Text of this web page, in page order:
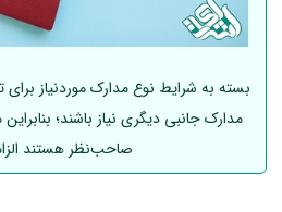
بسته به شرایط نوع مدارک موردنیاز
مدارک جانبی دیگری نیاز باشند؛ بنابراین
صاحب‌نظر هستند